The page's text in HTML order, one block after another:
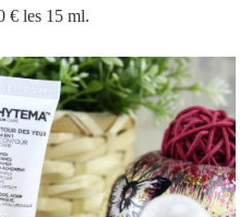
€ les 15 ml.